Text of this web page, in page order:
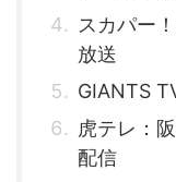
スカパー
放送
GIANTS
虎テレ：
配信